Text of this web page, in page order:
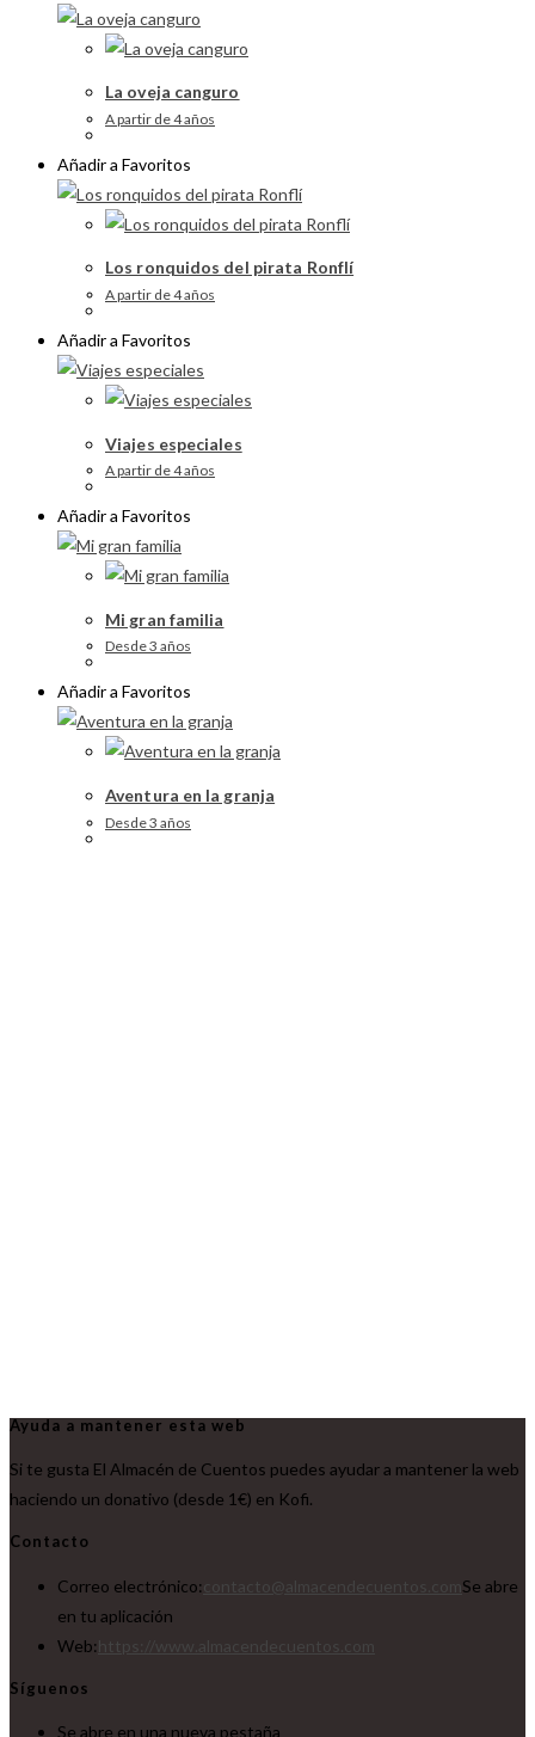
La oveja canguro
A partir de 4 años
Añadir a Favoritos
Los ronquidos del pirata Ronflí
A partir de 4 años
Añadir a Favoritos
Viajes especiales
A partir de 4 años
Añadir a Favoritos
Mi gran familia
Desde 3 años
Añadir a Favoritos
Aventura en la granja
Desde 3 años
Ayuda a mantener esta web
Si te gusta El Almacén de Cuentos puedes ayudar a mantener la web
haciendo un donativo (desde 1€) en Kofi.
Contacto
Correo electrónico:
Se abre
en tu aplicación
Web:
Síguenos
Se abre en una nueva pestaña